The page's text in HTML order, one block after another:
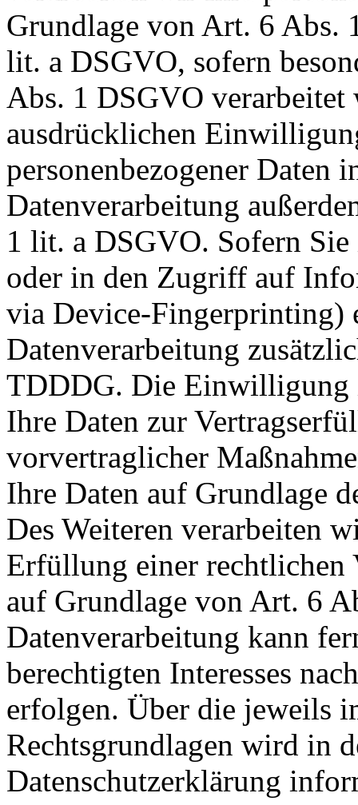
Grundlage von Art. 6 Abs.
lit. a DSGVO, sofern
Abs. 1 DSGVO verarbeitet
ausdrücklichen
personenbezogener Daten
Datenverarbeitung
1 lit. a DSGVO. Sofern
oder in den Zugriff auf
via Device-Fingerprinting)
Datenverarbeitung
TDDDG. Die Einwilligung
Ihre Daten zur
vorvertraglicher
Ihre Daten auf Grundlage
Des Weiteren verarbeiten
Erfüllung einer
auf Grundlage von Art. 6
Datenverarbeitung kann
berechtigten Interesses
erfolgen. Über die jeweils
Rechtsgrundlagen wird in
Datenschutzerklärung